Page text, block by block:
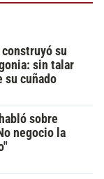
su
sin talar
su cuñado
sobre
negocio la